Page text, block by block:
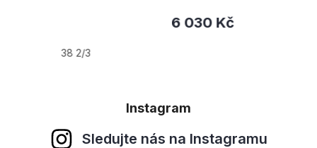
6 030 Kč
Instagram
Sledujte nás na Instagramu